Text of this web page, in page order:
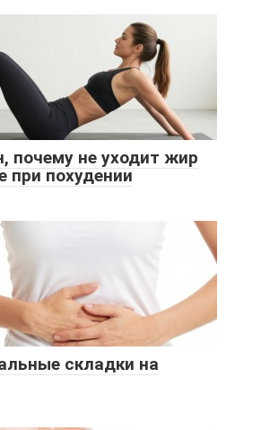
почему не уходит жир
при похудении
складки на